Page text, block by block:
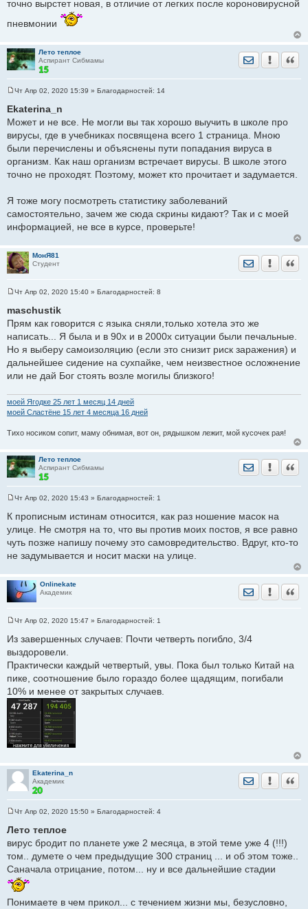
точно вырстет новая, в отличие от легких после короновирусной
пневмонии
Лето теплое
Аспирант Сибмамы
Отправить
о
о
б
е
н
е
Чт Апр 02, 2020 15:39 » Благодарностей: 14
Ekaterina_n
Может и не все. Не могли вы так хорошо выучить в школе про
вирусы, где в учебниках посвящена всего 1 страница. Мною
были перечислены и объяснены пути попадания вируса в
организм. Как наш организм встречает вирусы. В школе этого
точно не проходят. Поэтому, может кто прочитает и задумается.
Я тоже могу посмотреть статистику заболеваний
самостоятельно, зачем же сюда скрины кидают? Так и с моей
информацией, не все в курсе, проверьте!
МонЯ81
Студент
Отправить
о
б
щ
е
н
е
Чт Апр 02, 2020 15:40 » Благодарностей: 8
maschustik
Прям как говорится с языка сняли,только хотела это же
написать... Я была и в 90х и в 2000х ситуации были печальные.
Но я выберу самоизоляцию (если это снизит риск заражения) и
дальнейшее сидение на сухпайке, чем неизвестное осложнение
или не дай Бог стоять возле могилы близкого!
моей Ягодке 25 лет 1 месяц 14 дней
моей Сластёне 15 лет 4 месяца 16 дней
Тихо носиком сопит, маму обнимая, вот он, рядышком лежит, мой кусочек рая!
Лето теплое
Аспирант Сибмамы
Отправить
о
б
е
н
Чт Апр 02, 2020 15:43 » Благодарностей: 1
К прописным истинам относится, как раз ношение масок на
улице. Не смотря на то, что вы против моих постов, я все равно
чуть позже напишу почему это самовредительство. Вдруг, кто-то
не задумывается и носит маски на улице.
Onlinekate
Академик
Отправить
о
б
е
н
е
Чт Апр 02, 2020 15:47 » Благодарностей: 1
Из завершенных случаев: Почти четверть погибло, 3/4
выздоровели.
Практически каждый четвертый, увы. Пока был только Китай на
пике, соотношение было гораздо более щадящим, погибали
10% и менее от закрытых случаев.
Ekaterina_n
Академик
Отправить
о
б
щ
е
н
е
Чт Апр 02, 2020 15:50 » Благодарностей: 4
Лето теплое
вирус бродит по планете уже 2 месяца, в этой теме уже 4 (!!!)
том.. думете о чем предыдущие 300 страниц ... и об этом тоже..
Саначала отрицание, потом... ну и все дальнейшие стадии
Понимаете в чем прикол... с течением жизни мы, безусловно,